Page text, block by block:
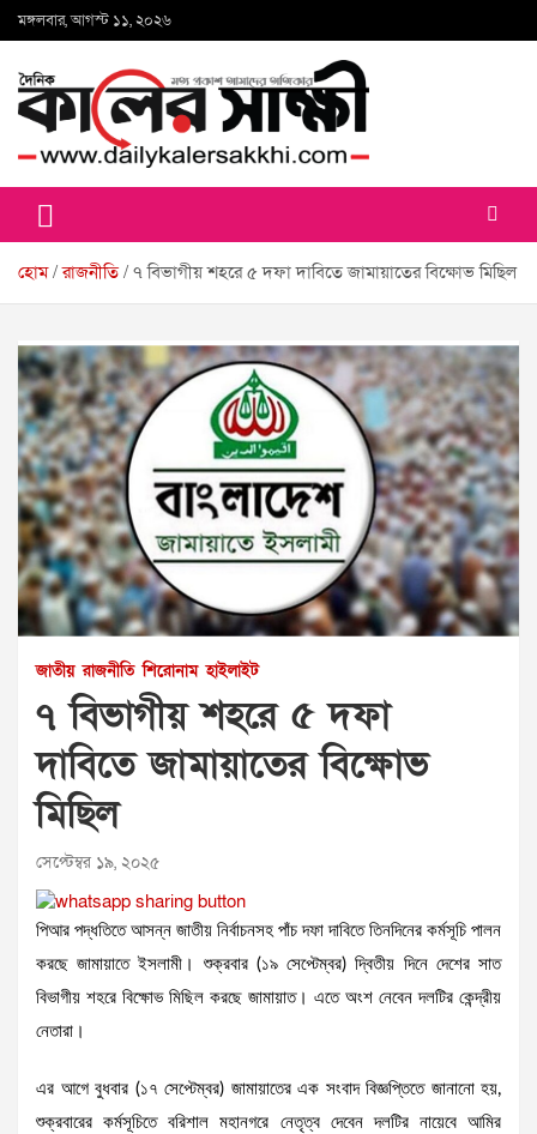
Skip
to
মঙ্গলবার, আগস্ট ১১, ২০২৬
কালের সাক্ষী
হোম রাজনীতি ৭ বিভাগীয় শহরে ৫ দফা দাবিতে জামায়াতের বিক্ষোভ মিছিল
জাতীয় রাজনীতি শিরোনাম হাইলাইট
৭ বিভাগীয় শহরে ৫ দফা
দাবিতে জামায়াতের বিক্ষোভ
মিছিল
সেপ্টেম্বর ১৯, ২০২৫
পিআর পদ্ধতিতে আসন্ন জাতীয় নির্বাচনসহ পাঁচ দফা দাবিতে তিনদিনের কর্মসূচি পালন
করছে জামায়াতে ইসলামী। শুক্রবার (১৯ সেপ্টেম্বর) দ্বিতীয় দিনে দেশের সাত
বিভাগীয় শহরে বিক্ষোভ মিছিল করছে জামায়াত। এতে অংশ নেবেন দলটির কেন্দ্রীয়
নেতারা।
এর আগে বুধবার (১৭ সেপ্টেম্বর) জামায়াতের এক সংবাদ বিজ্ঞপ্তিতে জানানো হয়,
শুক্রবারের কর্মসূচিতে বরিশাল মহানগরে নেতৃত্ব দেবেন দলটির নায়েবে আমির